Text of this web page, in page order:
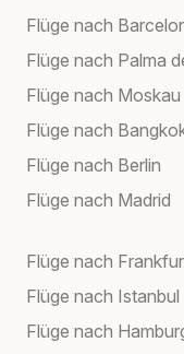
Flüge nach
Flüge nach Palma
Flüge nach Moskau
Flüge nach
Flüge nach Berlin
Flüge nach Madrid
Flüge nach
Flüge nach Istanbul
Flüge nach